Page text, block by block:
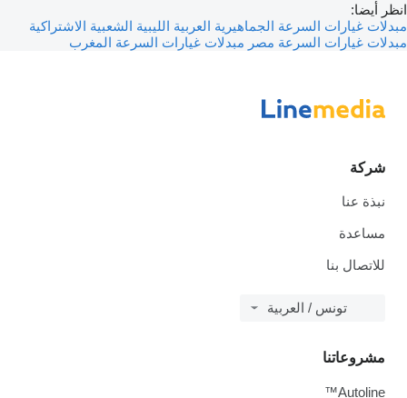
انظر أيضا:
مبدلات غيارات السرعة الجماهيرية العربية الليبية الشعبية الاشتراكية
مبدلات غيارات السرعة مصر مبدلات غيارات السرعة المغرب
شركة
نبذة عنا
مساعدة
للاتصال بنا
تونس / العربية
مشروعاتنا
Autoline™